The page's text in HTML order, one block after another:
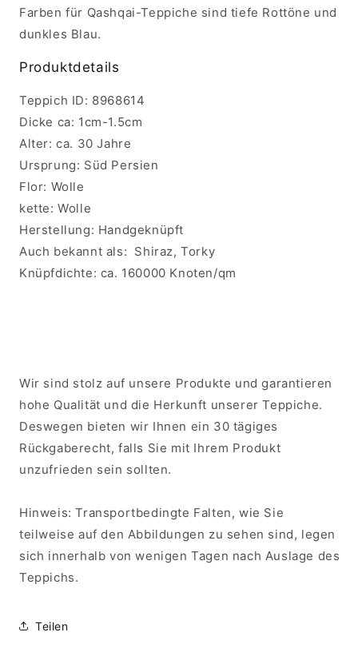
Farben für Qashqai-Teppiche sind tiefe Rottöne und
dunkles Blau.
Produktdetails
Teppich ID: 8968614
Dicke ca: 1cm-1.5cm
Alter: ca. 30 Jahre
Ursprung: Süd Persien
Flor: Wolle
kette: Wolle
Herstellung: Handgeknüpft
Auch bekannt als: Shiraz, Torky
Knüpfdichte: ca. 160000 Knoten/qm
Wir sind stolz auf unsere Produkte und garantieren
hohe Qualität und die Herkunft unserer Teppiche.
Deswegen bieten wir Ihnen ein 30 tägiges
Rückgaberecht, falls Sie mit Ihrem Produkt
unzufrieden sein sollten.
Hinweis: Transportbedingte Falten, wie Sie
teilweise auf den Abbildungen zu sehen sind, legen
sich innerhalb von wenigen Tagen nach Auslage des
Teppichs.
Teilen